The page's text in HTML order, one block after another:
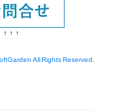
↑ ↑
All Rights Reserved.